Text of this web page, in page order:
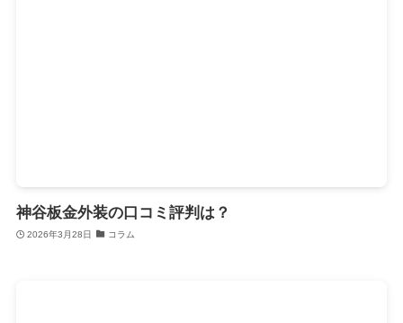
神谷板金外装の口コミ評判は？
2026年3月28日 コラム